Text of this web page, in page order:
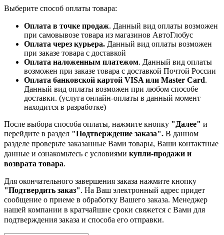
Выберите способ оплаты товара:
Оплата в точке продаж. Данный вид оплаты возможен
при самовывозе товара из магазинов АвтоГлобус
Оплата через курьера. Данный вид оплаты возможен
при заказе товара с доставкой
Оплата наложенным платежом. Данный вид оплаты
возможен при заказе товара с доставкой Почтой России
Оплата банковской картой VISA или Master Card.
Данный вид оплаты возможен при любом способе
доставки. (услуга онлайн-оплаты в данный момент
находится в разработке)
После выбора способа оплаты, нажмите кнопку "Далее" и
перейдите в раздел "Подтверждение заказа". В данном
разделе проверьте заказанные Вами товары, Ваши контактные
данные и ознакомьтесь с условиями купли-продажи и
возврата товара.
Для окончательного завершения заказа нажмите кнопку
"Подтвердить заказ". На Ваш электронный адрес придет
сообщение о приеме в обработку Вашего заказа. Менеджер
нашей компании в кратчайшие сроки свяжется с Вами для
подтверждения заказа и способа его отправки.